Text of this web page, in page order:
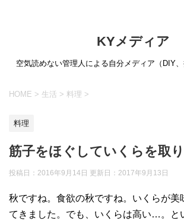
KYメディア
空気読めない管理人による自分メディア（DIY、
HOME > 生活 > 料理 >
料理
筋子をほぐしていくらを取
投稿日：2016年9月14日 更新日： 2017年9月13日
秋ですね。食欲の秋ですね。いくらが美
てきました。でも、いくらは高い…。と